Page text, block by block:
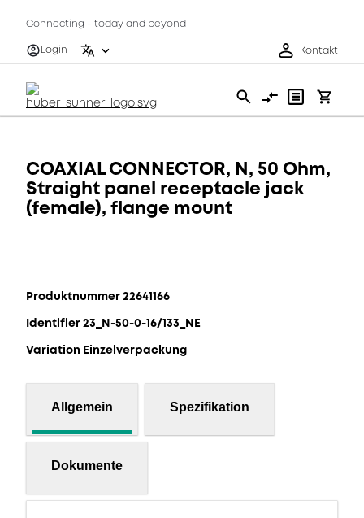
Connecting - today and beyond
Login
Kontakt
COAXIAL CONNECTOR, N, 50 Ohm,
Straight panel receptacle jack
(female), flange mount
Produktnummer 22641166
Identifier 23_N-50-0-16/133_NE
Variation Einzelverpackung
Allgemein Spezifikation
Dokumente